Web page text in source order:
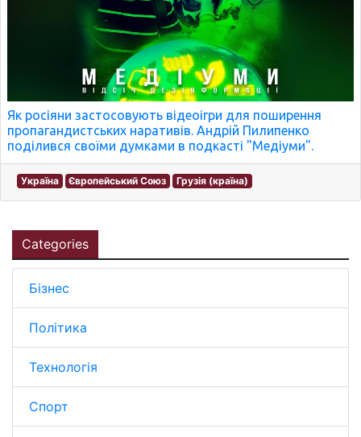
Як росіяни застосовують відеоігри для поширення
пропагандистських наративів. Андрій Пилипенко
поділився своїми думками в подкасті "Медіуми".
Україна Європейський Союз Грузія (країна)
Categories
Бізнес
Політика
Технологія
Спорт